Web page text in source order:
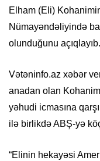
Elham (Eli)
Nümayəndəliyində
olunduğunu açıqlayıb.
Vətəninfo.az xəbər
anadan olan
yəhudi icmasına
ilə birlikdə ABŞ-yə
“Elinin hekayəsi